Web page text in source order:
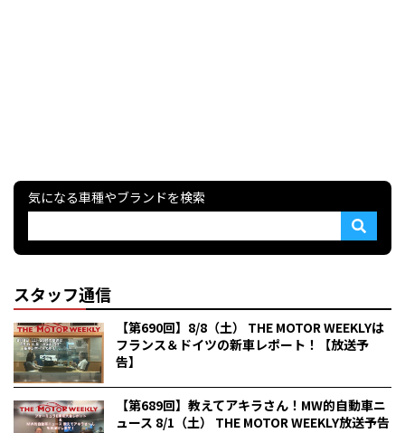
気になる車種やブランドを検索
スタッフ通信
【第690回】8/8（土） THE MOTOR WEEKLYは
フランス＆ドイツの新車レポート！【放送予
告】
【第689回】教えてアキラさん！MW的自動車ニ
ュース 8/1（土） THE MOTOR WEEKLY放送予告